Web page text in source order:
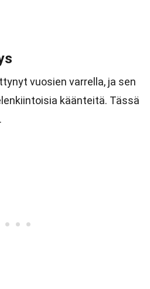
vuosien varrella, ja sen
käänteitä. Tässä